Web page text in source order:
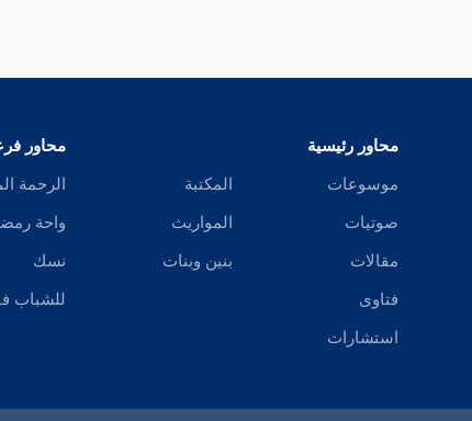
سورة ق
سورة الطور
سورة النجم
سورة الرحمن
محاور رئيسية
موسوعات
صوتيات
مقالات
فتاوى
استشارات
المكتبة
المواريث
بنين وبنات
محاور
الرحمة
واحة
نسك
للشباب